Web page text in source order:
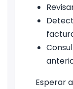
Esperar